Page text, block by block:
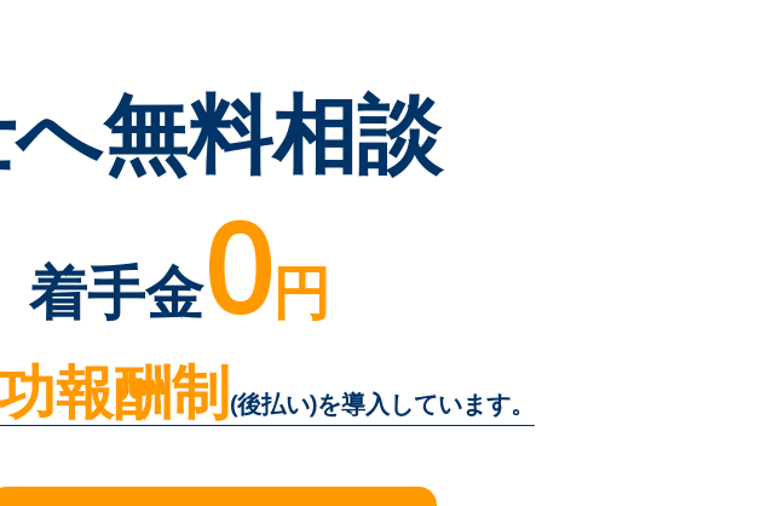
無料相談
着手金0円
報酬制(後払い)を導入しています。